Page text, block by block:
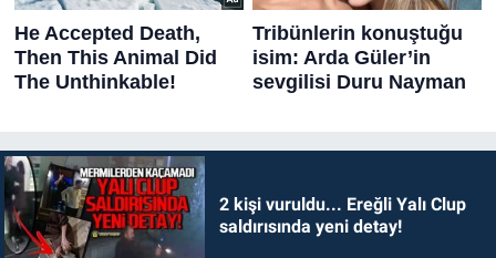
2 kişi vuruldu... Ereğli Yalı Clup
saldırısında yeni detay!